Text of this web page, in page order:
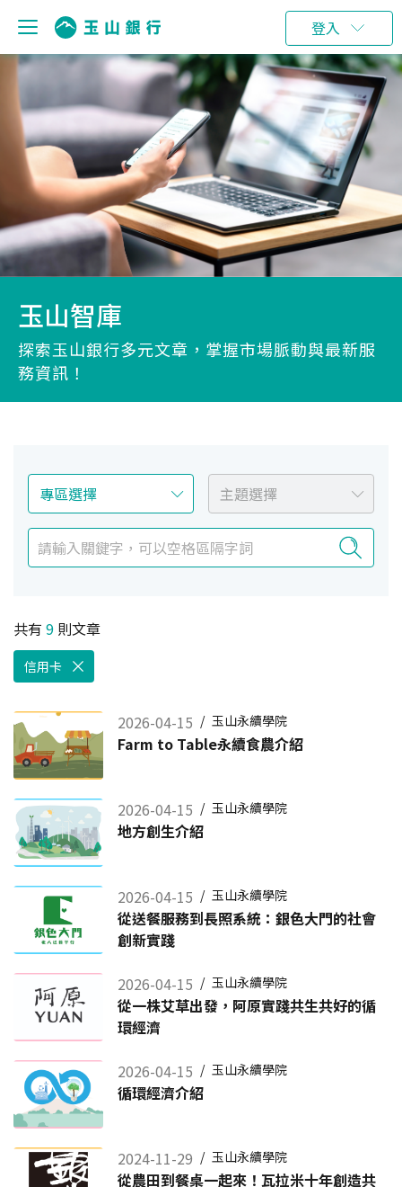
登入
玉山智庫
探索玉山銀行多元文章，掌握市場脈動與最新服
務資訊！
共有 9 則文章
信用卡
2026-04-15 / 玉山永續學院
Farm to Table永續食農介紹
2026-04-15 / 玉山永續學院
地方創生介紹
2026-04-15 / 玉山永續學院
從送餐服務到長照系統：銀色大門的社會
創新實踐
2026-04-15 / 玉山永續學院
從一株艾草出發，阿原實踐共生共好的循
環經濟
2026-04-15 / 玉山永續學院
循環經濟介紹
2024-11-29 / 玉山永續學院
從農田到餐桌一起來！瓦拉米十年創造共